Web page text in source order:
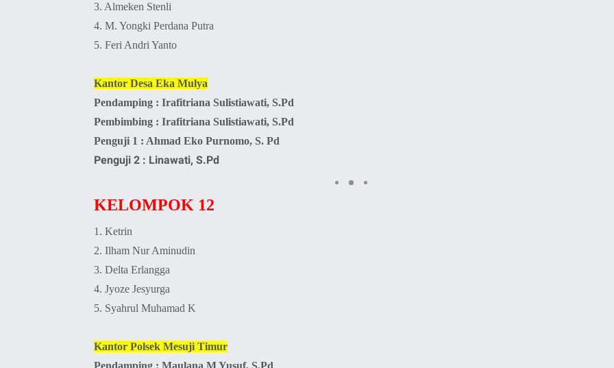
3. Almeken Stenli
4. M. Yongki Perdana Putra
5. Feri Andri Yanto
Kantor Desa Eka Mulya
Pendamping : Irafitriana Sulistiawati, S.Pd
Pembimbing : Irafitriana Sulistiawati, S.Pd
Penguji 1 : Ahmad Eko Purnomo, S. Pd
Penguji 2 : Linawati, S.Pd
KELOMPOK 12
1. Ketrin
2. Ilham Nur Aminudin
3. Delta Erlangga
4. Jyoze Jesyurga
5. Syahrul Muhamad K
Kantor Polsek Mesuji Timur
Pendamping : Maulana M Yusuf, S.Pd